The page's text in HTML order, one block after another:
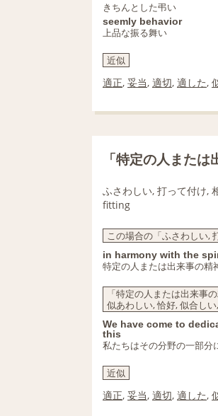
きちんとした弔い
seemly behavior
上品な振る舞い
近似
適正, 妥当, 適切, 適した,
「特定の人また
ふさわしい, 打って付け,
fitting
この場合の「ふさわしい,
in harmony with the
特定の人または出来事の精
「特定の人または出来事
似あわしい, 恰好, 似合し
We have come to
this
私たちはその分野の一部分
近似
適正, 妥当, 適切, 適した,